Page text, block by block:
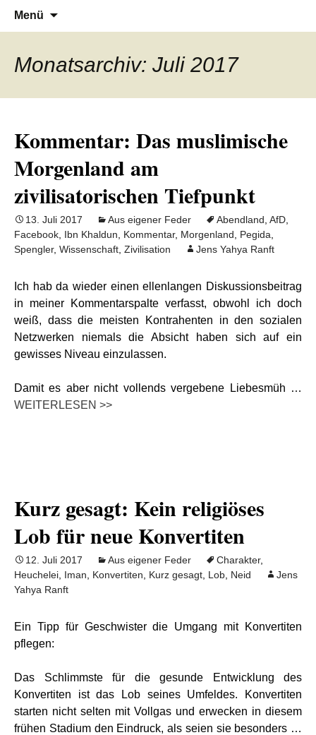
Al-Adala.de
Denn die Gerechtigkeit ist die Grundlage
von allem
Menü
Monatsarchiv: Juli 2017
Kommentar: Das muslimische
Morgenland am
zivilisatorischen Tiefpunkt
13. Juli 2017 Aus eigener Feder Abendland AfD
Facebook Ibn Khaldun Kommentar, Morgenland Pegida
Spengler, Wissenschaft Zivilisation Jens Yahya Ranft
Ich hab da wieder einen ellenlangen Diskussionsbeitrag
in meiner Kommentarspalte verfasst, obwohl ich doch
weiß, dass die meisten Kontrahenten in den sozialen
Netzwerken niemals die Absicht haben sich auf ein
gewisses Niveau einzulassen.
Damit es aber nicht vollends vergebene Liebesmüh …
WEITERLESEN >>
Kurz gesagt: Kein religiöses
Lob für neue Konvertiten
12. Juli 2017 Aus eigener Feder Charakter,
Heuchelei Iman Konvertiten Kurz gesagt Lob Neid
Jens
Yahya Ranft
Ein Tipp für Geschwister die Umgang mit Konvertiten
pflegen:
Das Schlimmste für die gesunde Entwicklung des
Konvertiten ist das Lob seines Umfeldes. Konvertiten
starten nicht selten mit Vollgas und erwecken in diesem
frühen Stadium den Eindruck, als seien sie besonders …